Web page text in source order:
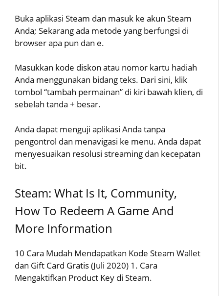
Buka aplikasi Steam dan masuk ke akun Steam
Anda; Sekarang ada metode yang berfungsi di
browser apa pun dan e.
Masukkan kode diskon atau nomor kartu hadiah
Anda menggunakan bidang teks. Dari sini, klik
tombol “tambah permainan” di kiri bawah klien, di
sebelah tanda + besar.
Anda dapat menguji aplikasi Anda tanpa
pengontrol dan menavigasi ke menu. Anda dapat
menyesuaikan resolusi streaming dan kecepatan
bit.
Steam: What Is It, Community,
How To Redeem A Game And
More Information
10 Cara Mudah Mendapatkan Kode Steam Wallet
dan Gift Card Gratis (Juli 2020) 1. Cara
Mengaktifkan Product Key di Steam.